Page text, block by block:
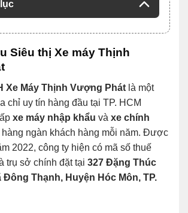
Siêu thị Xe máy Thịnh
Xe Máy Thịnh Vượng Phát là một
chỉ uy tín hàng đầu tại TP. HCM
xe máy nhập khẩu và xe chính
hàng ngàn khách hàng mỗi năm. Được
2022, công ty hiện có mã số thuế
trụ sở chính đặt tại 327 Đặng Thúc
Đông Thạnh, Huyện Hóc Môn, TP.